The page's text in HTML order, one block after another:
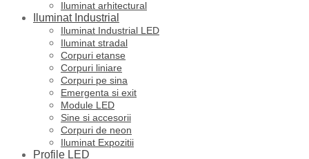
Iluminat arhitectural
Iluminat Industrial
Iluminat Industrial LED
Iluminat stradal
Corpuri etanse
Corpuri liniare
Corpuri pe sina
Emergenta si exit
Module LED
Sine si accesorii
Corpuri de neon
Iluminat Expozitii
Profile LED